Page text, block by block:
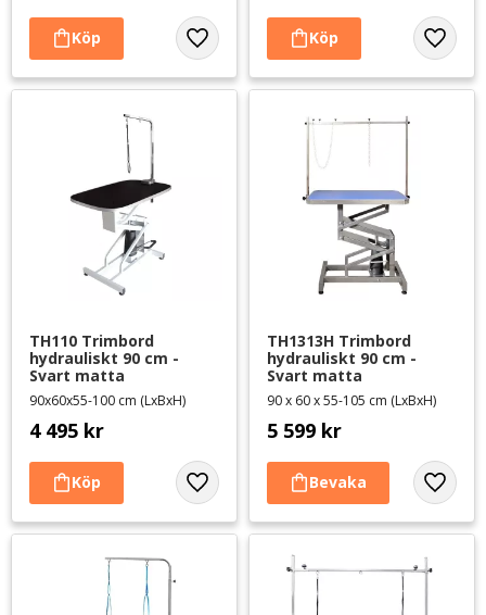
Lägg till i favoriter Lägg
TH110 Trimbord
hydrauliskt 90 cm -
Svart matta
90x60x55-100 cm (LxBxH)
4 495 kr
Lägg till i favoriter
TH1313H Trimbord
hydrauliskt 90 cm -
Svart matta
90 x 60 x 55-105 cm (LxBxH)
5 599 kr
Lägg